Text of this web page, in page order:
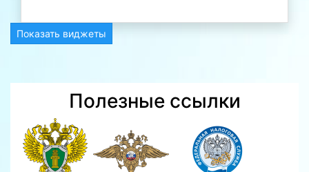
Показать виджеты
Полезные ссылки